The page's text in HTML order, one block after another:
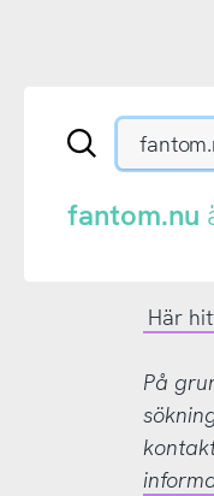
Sök
.se-
eller
.nu-
fantom.nu
Här
På